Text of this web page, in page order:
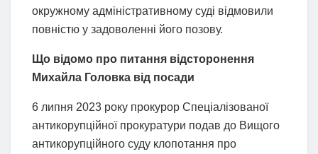
окружному адміністративному суді відмовили
повністю у задоволенні його позову.
Що відомо про питання відсторонення
Михайла Головка від посади
6 липня 2023 року прокурор Спеціалізованої
антикорупційної прокуратури подав до Вищого
антикорупційного суду клопотання про